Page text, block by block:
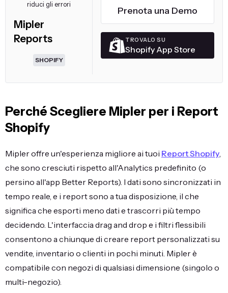
riduci gli errori
Mipler
Reports
SHOPIFY
Prenota una Demo
TROVALO SU
Shopify App Store
Perché Scegliere Mipler per i Report
Shopify
Mipler offre un'esperienza migliore ai tuoi Report Shopify,
che sono cresciuti rispetto all'Analytics predefinito (o
persino all'app Better Reports). I dati sono sincronizzati in
tempo reale, e i report sono a tua disposizione, il che
significa che esporti meno dati e trascorri più tempo
decidendo. L'interfaccia drag and drop e i filtri flessibili
consentono a chiunque di creare report personalizzati su
vendite, inventario o clienti in pochi minuti. Mipler è
compatibile con negozi di qualsiasi dimensione (singolo o
multi-negozio).